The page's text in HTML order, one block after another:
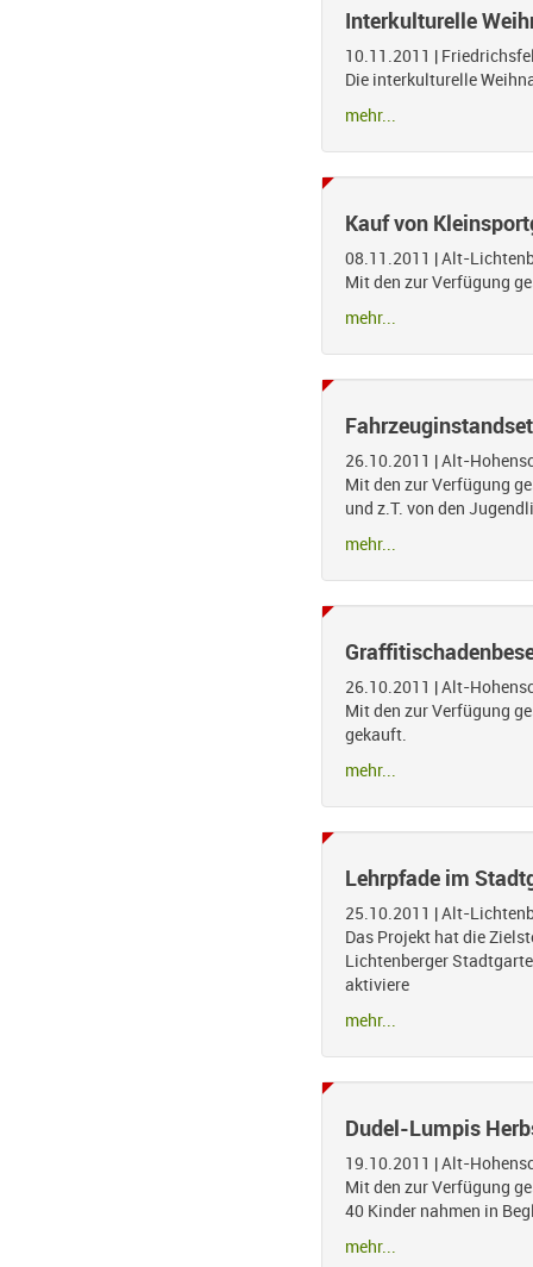
Interkulturelle
10.11.2011
Die interkulturelle
mehr...
Kauf von
08.11.2011
Alt-
Mit den zur Verfügung
mehr...
26.10.2011
Alt-
Mit den zur Verfügung
und z.T. von den
mehr...
26.10.2011
Alt-
Mit den zur Verfügung
gekauft.
mehr...
Lehrpfade im
25.10.2011
Alt-
Das Projekt hat die
Lichtenberger
aktiviere
mehr...
Dudel-Lumpis
19.10.2011
Alt-
Mit den zur Verfügung
40 Kinder nahmen in
mehr...